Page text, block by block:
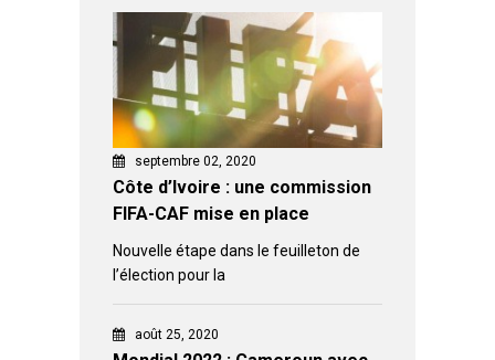
septembre 02, 2020
Côte d’Ivoire : une commission
FIFA-CAF mise en place
Nouvelle étape dans le feuilleton de
l’élection pour la
août 25, 2020